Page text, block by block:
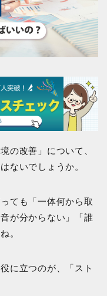
の改善」について、
ないでしょうか。
ても「一体何から取
が分からない」「誰
。
に立つのが、「スト